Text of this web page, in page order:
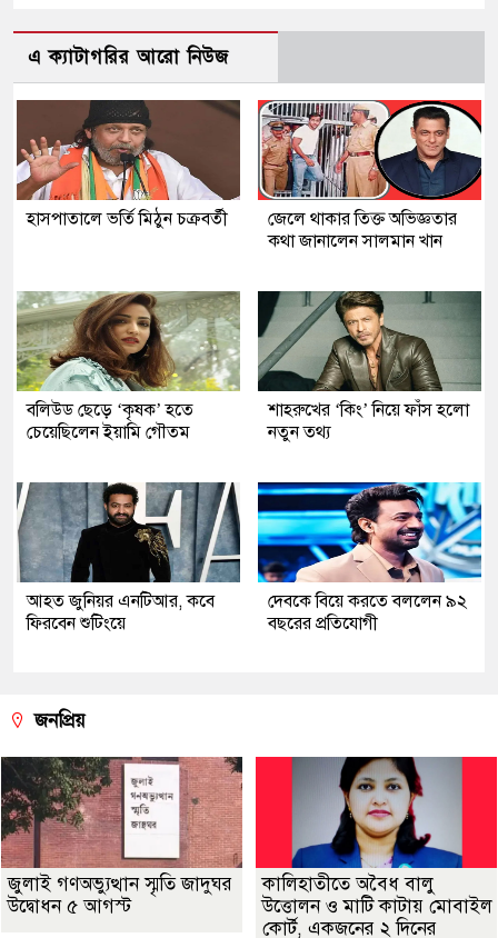
এ ক্যাটাগরির আরো নিউজ
হাসপাতালে ভর্তি মিঠুন চক্রবর্তী
জেলে থাকার তিক্ত অভিজ্ঞতার
কথা জানালেন সালমান খান
বলিউড ছেড়ে ‘কৃষক’ হতে
চেয়েছিলেন ইয়ামি গৌতম
শাহরুখের ‘কিং’ নিয়ে ফাঁস হলো
নতুন তথ্য
আহত জুনিয়র এনটিআর, কবে
ফিরবেন শুটিংয়ে
দেবকে বিয়ে করতে বললেন ৯২
বছরের প্রতিযোগী
জনপ্রিয়
জুলাই গণঅভ্যুত্থান স্মৃতি জাদুঘর
উদ্বোধন ৫ আগস্ট
কালিহাতীতে অবৈধ বালু
উত্তোলন ও মাটি কাটায় মোবাইল
কোর্ট, একজনের ২ দিনের